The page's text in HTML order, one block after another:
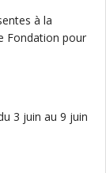
à la
Fondation pour
3 juin au 9 juin